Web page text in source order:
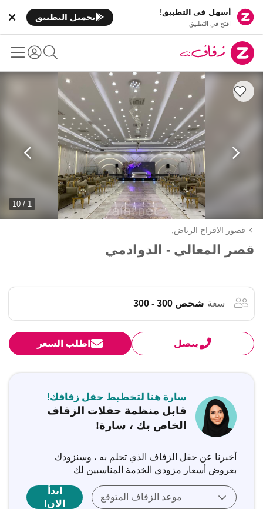
أسهل في التطبيق!
افتح في التطبيق
تحميل التطبيق
1 / 10
قصور الافراح الرياض,
قصر المعالي - الدوادمي
سعة شخص 300 - 300
يتصل اطلب السعر
سارة هنا لتخطيط حفل زفافك!
قابل منظمة حفلات الزفاف
الخاص بك ، سارة!
أخبرنا عن حفل الزفاف الذي تحلم به ، وسنزودك
بعروض أسعار مزودي الخدمة المناسبين لك
موعد الزفاف المتوقع
ابدأ
الان!